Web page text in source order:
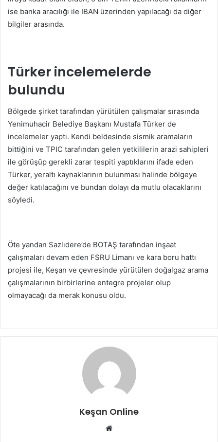
ise banka aracılığı ile IBAN üzerinden yapılacağı da diğer
bilgiler arasında.
Türker incelemelerde
bulundu
Bölgede şirket tarafından yürütülen çalışmalar sırasında
Yenimuhacir Belediye Başkanı Mustafa Türker de
incelemeler yaptı. Kendi beldesinde sismik aramaların
bittiğini ve TPIC tarafından gelen yetkililerin arazi sahipleri
ile görüşüp gerekli zarar tespiti yaptıklarını ifade eden
Türker, yeraltı kaynaklarının bulunması halinde bölgeye
değer katılacağını ve bundan dolayı da mutlu olacaklarını
söyledi.
Öte yandan Sazlıdere’de BOTAŞ tarafından inşaat
çalışmaları devam eden FSRU Limanı ve kara boru hattı
projesi ile, Keşan ve çevresinde yürütülen doğalgaz arama
çalışmalarının birbirlerine entegre projeler olup
olmayacağı da merak konusu oldu.
Keşan Online
Web